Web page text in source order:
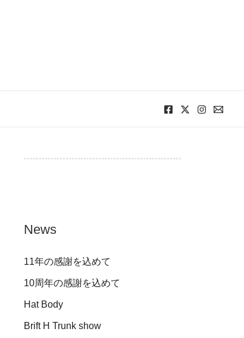
News
11年の感謝を込めて
10周年の感謝を込めて
Hat Body
Brift H Trunk show